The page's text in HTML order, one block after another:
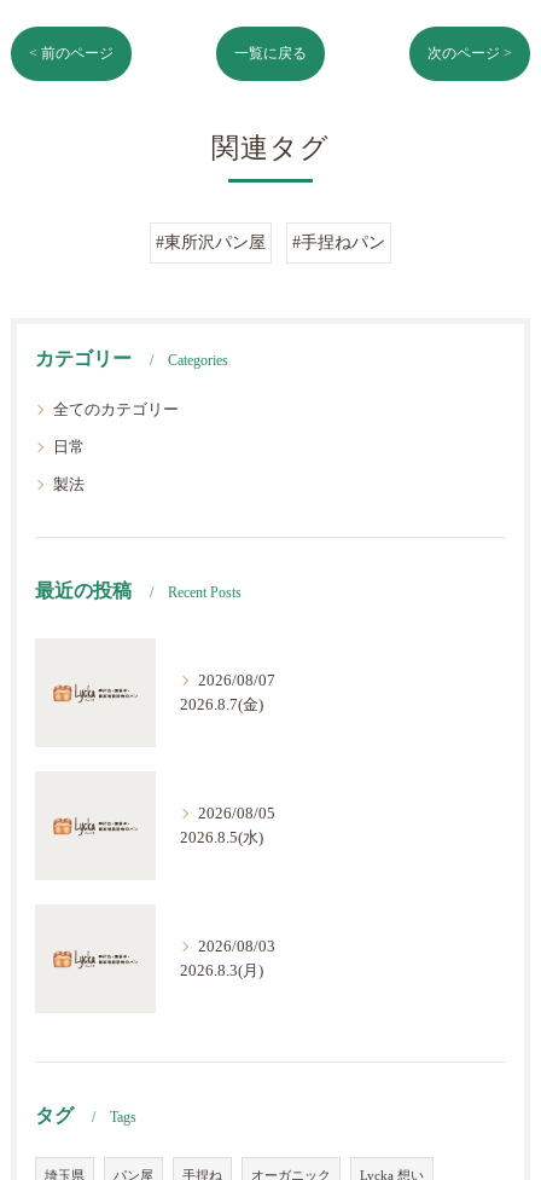
< 前のページ 一覧に戻る 次のページ >
関連タグ
#東所沢パン屋 #手捏ねパン
カテゴリー Categories
全てのカテゴリー
日常
製法
最近の投稿 Recent Posts
2026/08/07
2026.8.7(金)
2026/08/05
2026.8.5(水)
2026/08/03
2026.8.3(月)
タグ Tags
埼玉県 パン屋 手捏ね オーガニック Lycka 想い